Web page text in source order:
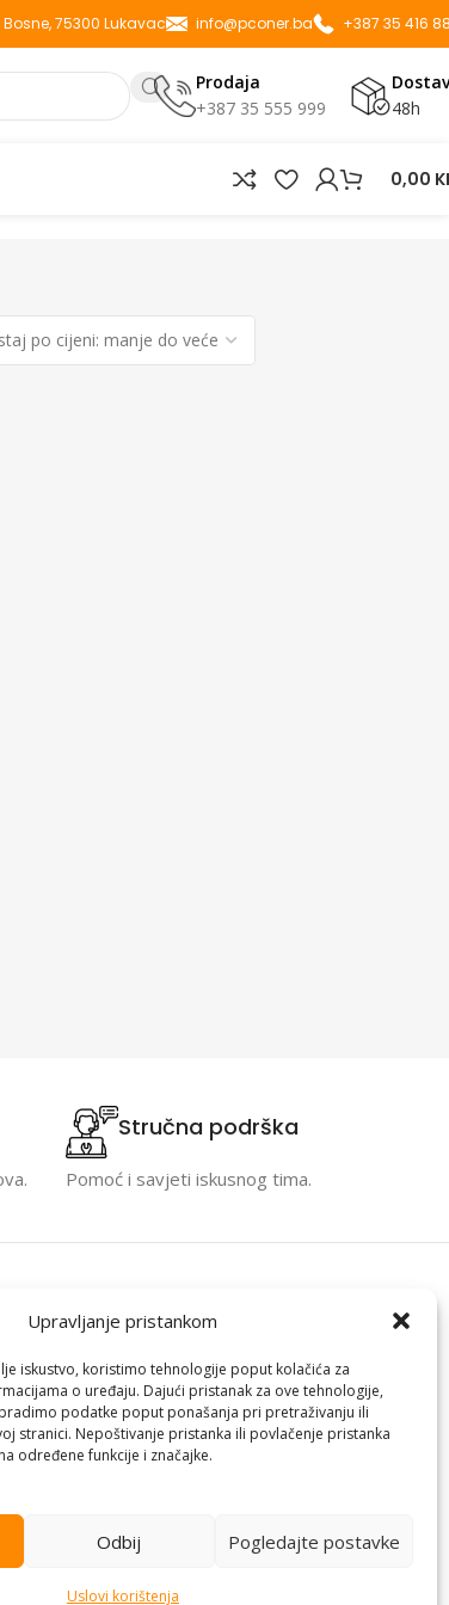
Upravljanje pristankom
iskustvo, koristimo tehnologije poput kolačića za
o uređaju. Dajući pristanak za ove tehnologije,
podatke poput ponašanja pri pretraživanju ili
stranici. Nepoštivanje pristanka ili povlačenje pristanka
određene funkcije i značajke.
Odbij Pogledajte postavke
Uslovi korištenja
75300 Lukavac info@pconer.ba +387 35 416
Prodaja
+387 35 555 999
48h
0,00
Stručna podrška
Pomoć i savjeti iskusnog tima.
+387 35 555 999
info@pconer.ba